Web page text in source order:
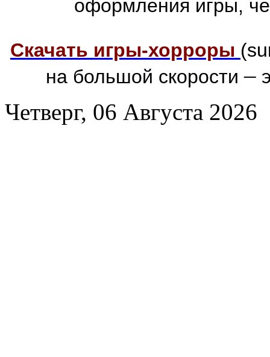
оформления игры,
Скачать игры-хорроры
на большой скорости–
Четверг, 06 Августа 2026